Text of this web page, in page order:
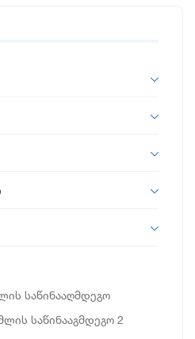
საწინააღმდეგო
საწინააგმდეგო 2